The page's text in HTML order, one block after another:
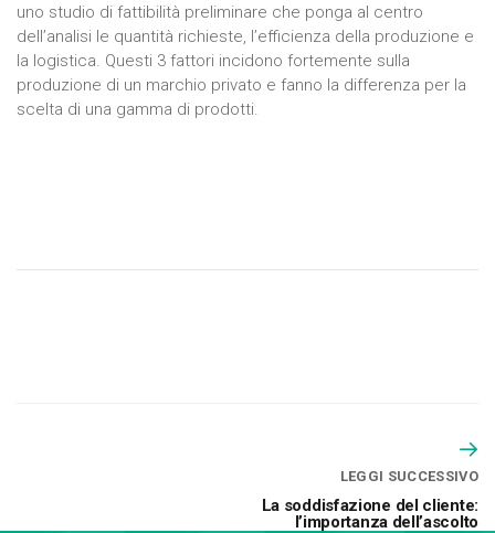
uno studio di fattibilità preliminare che ponga al centro
dell’analisi le quantità richieste, l’efficienza della produzione e
la logistica. Questi 3 fattori incidono fortemente sulla
produzione di un marchio privato e fanno la differenza per la
scelta di una gamma di prodotti.
LEGGI SUCCESSIVO
La soddisfazione del cliente:
l’importanza dell’ascolto